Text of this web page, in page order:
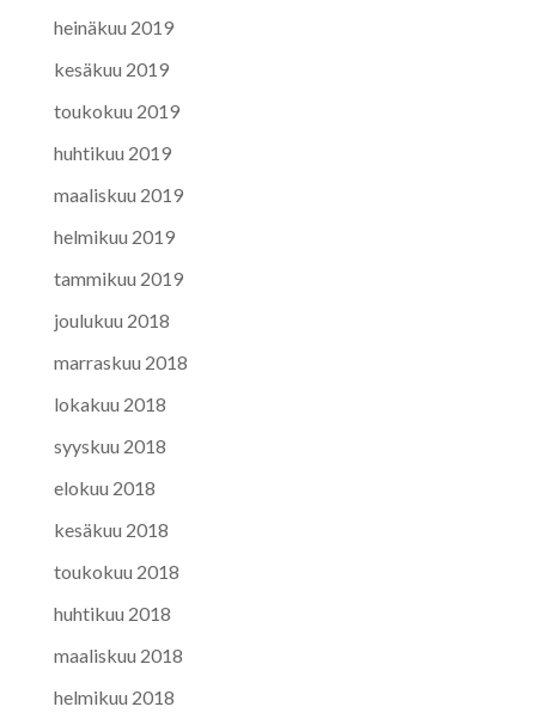
heinäkuu 2019
kesäkuu 2019
toukokuu 2019
huhtikuu 2019
maaliskuu 2019
helmikuu 2019
tammikuu 2019
joulukuu 2018
marraskuu 2018
lokakuu 2018
syyskuu 2018
elokuu 2018
kesäkuu 2018
toukokuu 2018
huhtikuu 2018
maaliskuu 2018
helmikuu 2018